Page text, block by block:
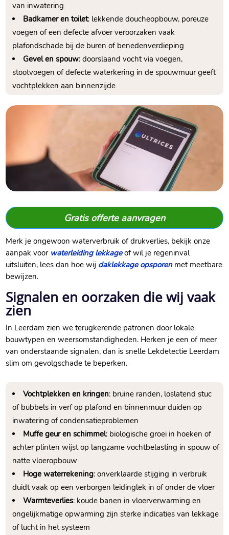
van inwatering
Badkamer en toilet: lekkende doucheopbouw, poreuze
voegen of een defecte afvoer veroorzaken vaak
plafondschade bij de buren of benedenverdieping
Gevel en spouw: doorslaand vocht via voegen,
stootvoegen of defecte waterkering in de spouwmuur geeft
vochtplekken aan binnenzijde
Gratis offerte aanvragen
Merk je ongewoon waterverbruik of drukverlies, bekijk onze
aanpak voor waterleiding lekkageof wil je regeninval
uitsluiten, lees dan hoe wij daklekkage opsporenmet meetbare
bewijzen.​
Signalen en oorzaken die wij vaak
zien
In Leerdam zien we terugkerende patronen door lokale
bouwtypen en weersomstandigheden.​ Herken je een of meer
van onderstaande signalen, dan is snelle Lekdetectie Leerdam
slim om gevolgschade te beperken.​
Vochtplekken en kringen: bruine randen, loslatend stuc
of bubbels in verf op plafond en binnenmuur duiden op
inwatering of condensatieproblemen
Muffe geur en schimmel: biologische groei in hoeken of
achter plinten wijst op langzame vochtbelasting in spouw of
natte vloeropbouw
Hoge waterrekening: onverklaarde stijging in verbruik
duidt vaak op een verborgen leidinglek in of onder de vloer
Warmteverlies: koude banen in vloerverwarming en
ongelijkmatige opwarming zijn sterke indicaties van lekkage
of lucht in het systeem